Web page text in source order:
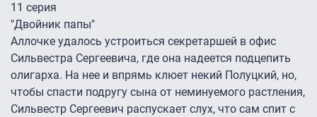
11 серия
"Двойник папы"
Аллочке удалось устроиться секретаршей в офис
Сильвестра Сергеевича, где она надеется подцепить
олигарха. На нее и впрямь клюет некий Полуцкий, но,
чтобы спасти подругу сына от неминуемого растления,
Сильвестр Сергеевич распускает слух, что сам спит с